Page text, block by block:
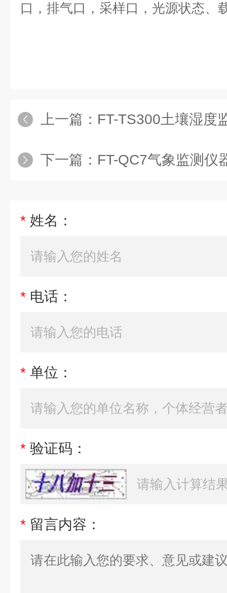
口，排气口，采样口，光源状态、
上一篇： FT-TS300土壤湿度
下一篇： FT-QC7气象监测仪
* 姓名：
* 电话：
* 单位：
* 验证码：
* 留言内容：